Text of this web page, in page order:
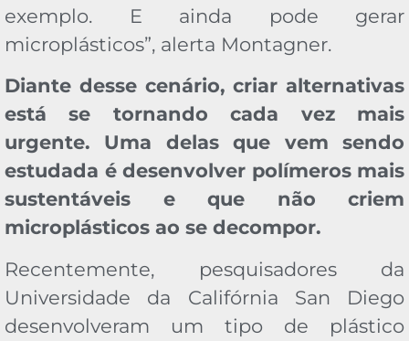
exemplo. E ainda pode gerar
microplásticos”, alerta Montagner.
Diante desse cenário, criar alternativas
está se tornando cada vez mais
urgente. Uma delas que vem sendo
estudada é desenvolver polímeros mais
sustentáveis e que não criem
microplásticos ao se decompor.
Recentemente, pesquisadores da
Universidade da Califórnia San Diego
desenvolveram um tipo de plástico